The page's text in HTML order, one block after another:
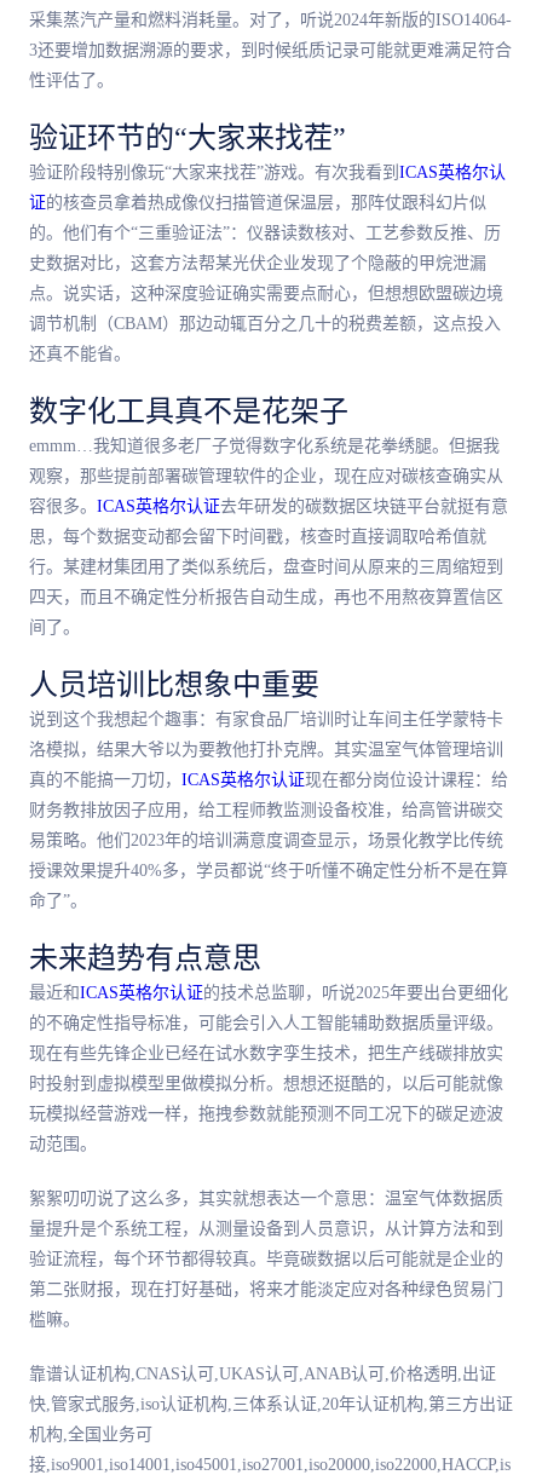
采集蒸汽产量和燃料消耗量。对了，听说2024年新版的ISO14064-
3还要增加数据溯源的要求，到时候纸质记录可能就更难满足符合
性评估了。
验证环节的“大家来找茬”
验证阶段特别像玩“大家来找茬”游戏。有次我看到 ICAS英格尔认
证的核查员拿着热成像仪扫描管道保温层，那阵仗跟科幻片似
的。他们有个“三重验证法”：仪器读数核对、工艺参数反推、历
史数据对比，这套方法帮某光伏企业发现了个隐蔽的甲烷泄漏
点。说实话，这种深度验证确实需要点耐心，但想想欧盟碳边境
调节机制（CBAM）那边动辄百分之几十的税费差额，这点投入
还真不能省。
数字化工具真不是花架子
emmm…我知道很多老厂子觉得数字化系统是花拳绣腿。但据我
观察，那些提前部署碳管理软件的企业，现在应对碳核查确实从
容很多。 ICAS英格尔认证去年研发的碳数据区块链平台就挺有意
思，每个数据变动都会留下时间戳，核查时直接调取哈希值就
行。某建材集团用了类似系统后，盘查时间从原来的三周缩短到
四天，而且不确定性分析报告自动生成，再也不用熬夜算置信区
间了。
人员培训比想象中重要
说到这个我想起个趣事：有家食品厂培训时让车间主任学蒙特卡
洛模拟，结果大爷以为要教他打扑克牌。其实温室气体管理培训
真的不能搞一刀切， ICAS英格尔认证现在都分岗位设计课程：给
财务教排放因子应用，给工程师教监测设备校准，给高管讲碳交
易策略。他们2023年的培训满意度调查显示，场景化教学比传统
授课效果提升40%多，学员都说“终于听懂不确定性分析不是在算
命了”。
未来趋势有点意思
最近和ICAS英格尔认证的技术总监聊，听说2025年要出台更细化
的不确定性指导标准，可能会引入人工智能辅助数据质量评级。
现在有些先锋企业已经在试水数字孪生技术，把生产线碳排放实
时投射到虚拟模型里做模拟分析。想想还挺酷的，以后可能就像
玩模拟经营游戏一样，拖拽参数就能预测不同工况下的碳足迹波
动范围。
絮絮叨叨说了这么多，其实就想表达一个意思：温室气体数据质
量提升是个系统工程，从测量设备到人员意识，从计算方法和到
验证流程，每个环节都得较真。毕竟碳数据以后可能就是企业的
第二张财报，现在打好基础，将来才能淡定应对各种绿色贸易门
槛嘛。
靠谱认证机构,CNAS认可,UKAS认可,ANAB认可,价格透明,出证
快,管家式服务,iso认证机构,三体系认证,20年认证机构,第三方出证
机构,全国业务可
接,iso9001,iso14001,iso45001,iso27001,iso20000,iso22000,HACCP,is